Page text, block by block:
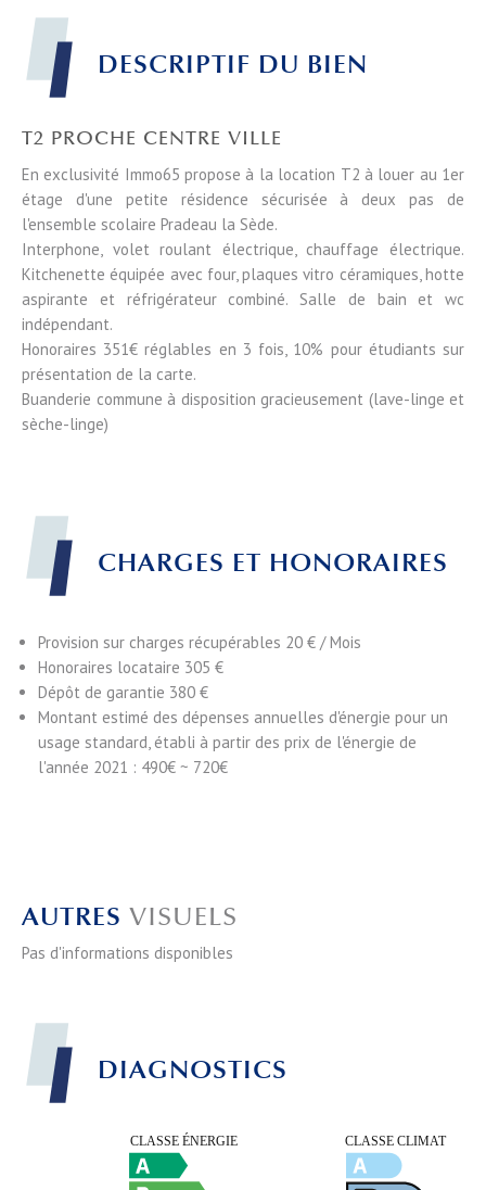
DESCRIPTIF DU BIEN
T2 PROCHE CENTRE VILLE
En exclusivité Immo65 propose à la location T2 à louer au 1er
étage d'une petite résidence sécurisée à deux pas de
l'ensemble scolaire Pradeau la Sède.
Interphone, volet roulant électrique, chauffage électrique.
Kitchenette équipée avec four, plaques vitro céramiques, hotte
aspirante et réfrigérateur combiné. Salle de bain et wc
indépendant.
Honoraires 351€ réglables en 3 fois, 10% pour étudiants sur
présentation de la carte.
Buanderie commune à disposition gracieusement (lave-linge et
sèche-linge)
CHARGES ET HONORAIRES
Provision sur charges récupérables 20 € / Mois
Honoraires locataire 305 €
Dépôt de garantie 380 €
Montant estimé des dépenses annuelles d'énergie pour un
usage standard, établi à partir des prix de l'énergie de
l'année 2021 : 490€ ~ 720€
AUTRES VISUELS
Pas d'informations disponibles
DIAGNOSTICS